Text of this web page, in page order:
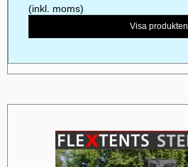
(inkl. moms)
Visa produkten